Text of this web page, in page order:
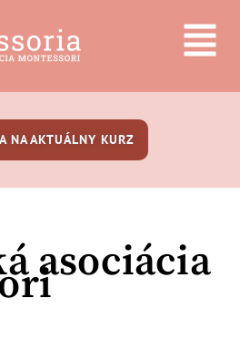
NA AKTUÁLNY KURZ
asociácia